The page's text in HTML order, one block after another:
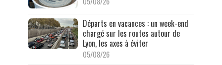
Départs en vacances : un week-end
chargé sur les routes autour de
Lyon, les axes à éviter
05/08/26